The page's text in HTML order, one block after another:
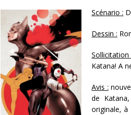
Scénario :
Dessin :
Sollicitation
Katana! A
Avis :
de
originale, à